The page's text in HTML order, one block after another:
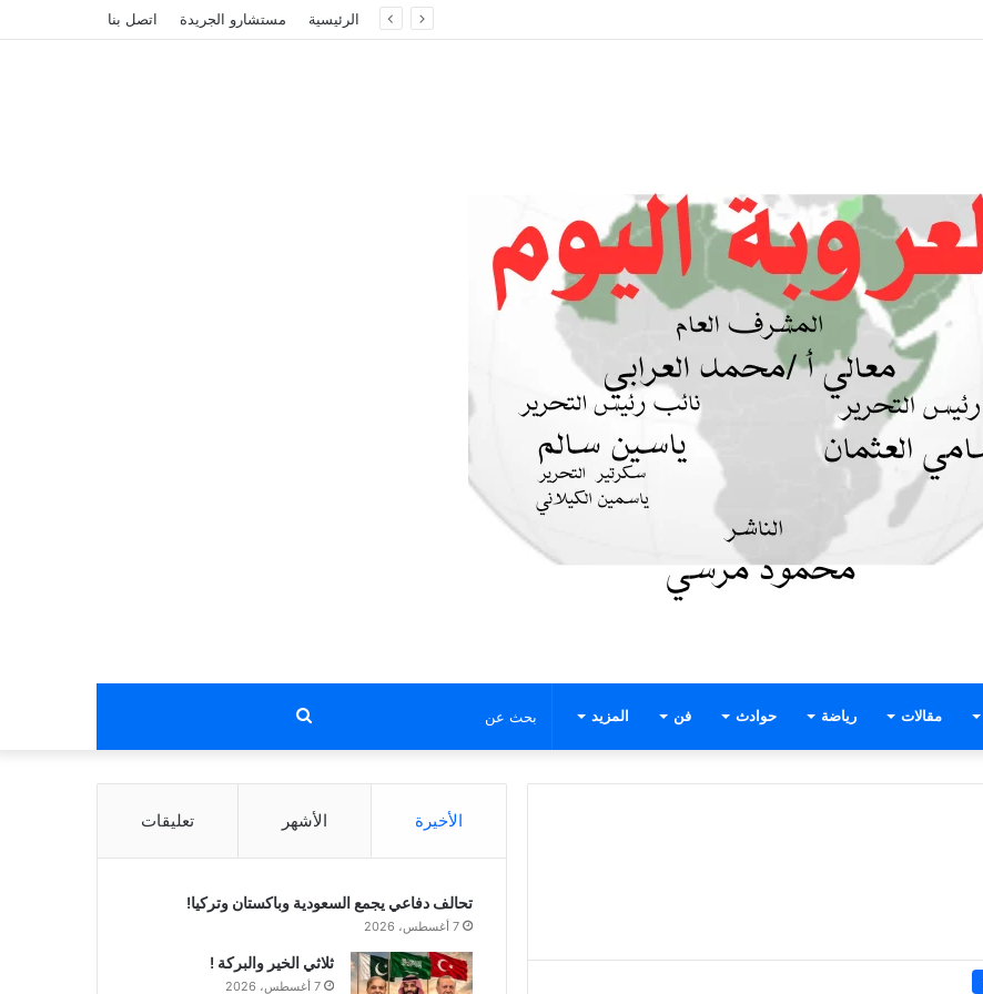
الرئيسية مستشارو الجريدة اتصل بنا
مقالات رياضة حوادث فن المزيد بحث
عن
الأخيرة الأشهر تعليقات
تحالف دفاعي يجمع السعودية وباكستان وتركيا!
7 أغسطس، 2026
ثلاثي الخير والبركة !
7 أغسطس، 2026